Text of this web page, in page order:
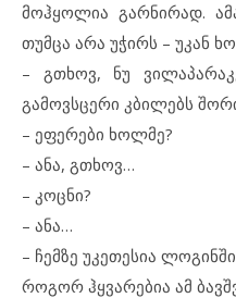
მოჰყოლია გარნირად.
თუმცა არა უჭირს – უკან
– გთხოვ, ნუ
გამოვსცერი კბილებს
– ეფერები ხოლმე?
– ანა, გთხოვ…
– კოცნი?
– ანა…
– ჩემზე უკეთესია
როგორ ჰყვარებია ამ